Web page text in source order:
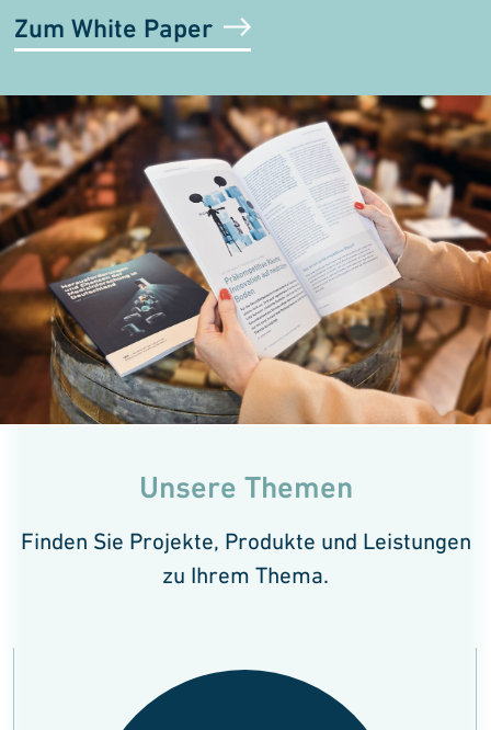
Zum White Paper
Unsere Themen
Finden Sie Projekte, Produkte und Leistungen
zu Ihrem Thema.